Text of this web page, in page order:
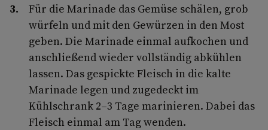
Für die Marinade das Gemüse schälen, grob
würfeln und mit den Gewürzen in den Most
geben. Die Marinade einmal aufkochen und
anschließend wieder vollständig abkühlen
lassen. Das gespickte Fleisch in die kalte
Marinade legen und zugedeckt im
Kühlschrank 2–3 Tage marinieren. Dabei das
Fleisch einmal am Tag wenden.